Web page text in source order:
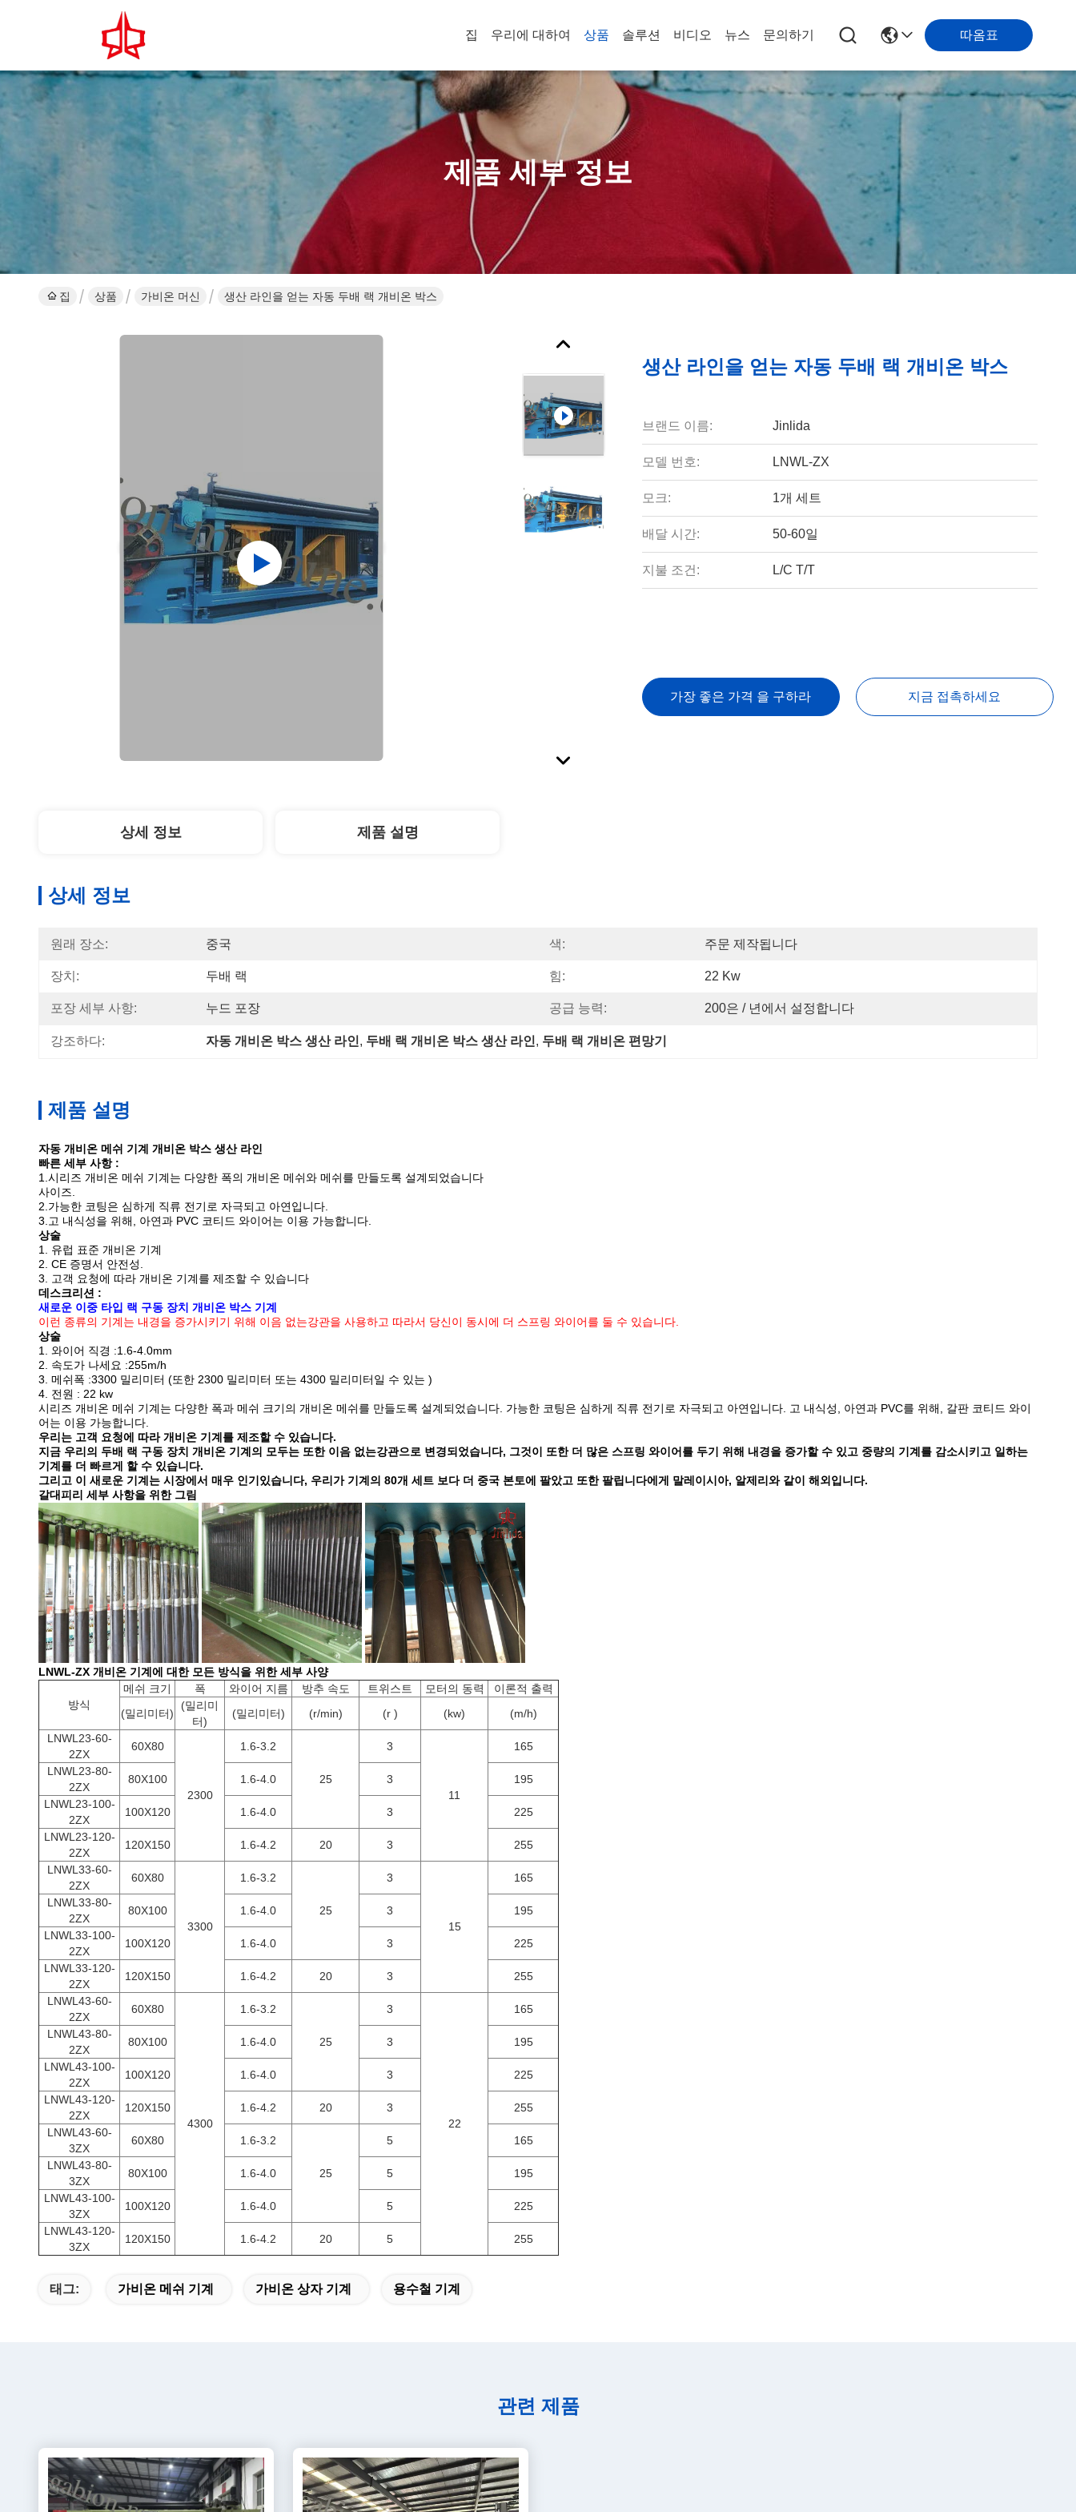
집 우리에 대하여 상품 솔루션 비디오 뉴스 문의하기 따옴표
제품 세부 정보
집 상품 가비온 머신 생산 라인을 얻는 자동 두배 랙 개비온 박스
생산 라인을 얻는 자동 두배 랙 개비온 박스
브랜드 이름: Jinlida
모델 번호: LNWL-ZX
모크: 1개 세트
배달 시간: 50-60일
지불 조건: L/C T/T
가장 좋은 가격 을 구하라 지금 접촉하세요
상세 정보 제품 설명
상세 정보
원래 장소: 중국 색: 주문 제작됩니다
장치: 두배 랙 힘: 22 Kw
포장 세부 사항: 누드 포장 공급 능력: 200은 / 년에서 설정합니다
강조하다: 자동 개비온 박스 생산 라인, 두배 랙 개비온 박스 생산 라인, 두배 랙 개비온 편망기
제품 설명
자동 개비온 메쉬 기계 개비온 박스 생산 라인
빠른 세부 사항 :
1.시리즈 개비온 메쉬 기계는 다양한 폭의 개비온 메쉬와 메쉬를 만들도록 설계되었습니다
사이즈.
2.가능한 코팅은 심하게 직류 전기로 자극되고 아연입니다.
3.고 내식성을 위해, 아연과 PVC 코티드 와이어는 이용 가능합니다.
상술
1. 유럽 표준 개비온 기계
2. CE 증명서 안전성.
3. 고객 요청에 따라 개비온 기계를 제조할 수 있습니다
데스크리션 :
새로운 이중 타입 랙 구동 장치 개비온 박스 기계
이런 종류의 기계는 내경을 증가시키기 위해 이음 없는강관을 사용하고 따라서 당신이 동시에 더 스프링 와이어를 둘 수 있습니다.
상술
1. 와이어 직경 :1.6-4.0mm
2. 속도가 나세요 :255m/h
3. 메쉬폭 :3300 밀리미터 (또한 2300 밀리미터 또는 4300 밀리미터일 수 있는 )
4. 전원 : 22 kw
시리즈 개비온 메쉬 기계는 다양한 폭과 메쉬 크기의 개비온 메쉬를 만들도록 설계되었습니다. 가능한 코팅은 심하게 직류 전기로 자극되고 아연입니다. 고 내식성, 아연과 PVC를 위해, 갈판 코티드 와이
어는 이용 가능합니다.
우리는 고객 요청에 따라 개비온 기계를 제조할 수 있습니다.
지금 우리의 두배 랙 구동 장치 개비온 기계의 모두는 또한 이음 없는강관으로 변경되었습니다, 그것이 또한 더 많은 스프링 와이어를 두기 위해 내경을 증가할 수 있고 중량의 기계를 감소시키고 일하는
기계를 더 빠르게 할 수 있습니다.
그리고 이 새로운 기계는 시장에서 매우 인기있습니다, 우리가 기계의 80개 세트 보다 더 중국 본토에 팔았고 또한 팔립니다에게 말레이시아, 알제리와 같이 해외입니다.
갈대피리 세부 사항을 위한 그림
LNWL-ZX 개비온 기계에 대한 모든 방식을 위한 세부 사양
방식
메쉬 크기 폭 와이어 지름 방추 속도 트위스트 모터의 동력
이론적 출력
(밀리미터)
(밀리미
터)
(밀리미터) (r/min) (r ) (kw)
(m/h)
LNWL23-60-
2ZX
60X80
2300
1.6-3.2
25
3
11
165
LNWL23-80-
2ZX
80X100 1.6-4.0 3
195
LNWL23-100-
2ZX
100X120 1.6-4.0 3
225
LNWL23-120-
2ZX
120X150 1.6-4.2 20 3
255
LNWL33-60-
2ZX
60X80
3300
1.6-3.2
25
3
15
165
LNWL33-80-
2ZX
80X100 1.6-4.0 3
195
LNWL33-100-
2ZX
100X120 1.6-4.0 3
225
LNWL33-120-
2ZX
120X150 1.6-4.2 20 3
255
LNWL43-60-
2ZX
60X80
4300
1.6-3.2
25
3
22
165
LNWL43-80-
2ZX
80X100 1.6-4.0 3
195
LNWL43-100-
2ZX
100X120 1.6-4.0 3
225
LNWL43-120-
2ZX
120X150 1.6-4.2 20 3
255
LNWL43-60-
3ZX
60X80 1.6-3.2
25
5
165
LNWL43-80-
3ZX
80X100 1.6-4.0 5
195
LNWL43-100-
3ZX
100X120 1.6-4.0 5
225
LNWL43-120-
3ZX
120X150 1.6-4.2 20 5 255
태그: 가비온 메쉬 기계 가비온 상자 기계 용수철 기계
관련 제품